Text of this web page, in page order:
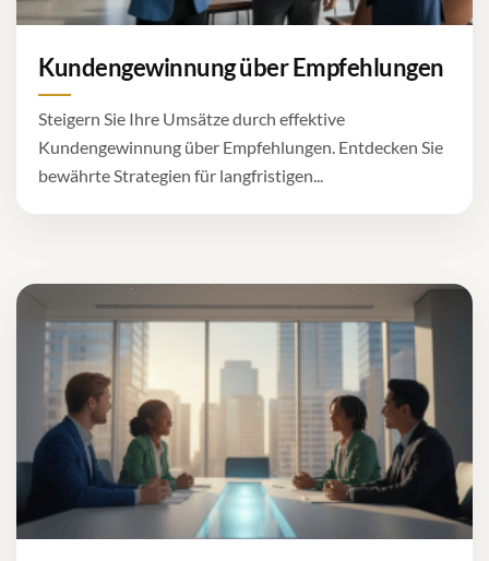
Kundengewinnung über Empfehlungen
Steigern Sie Ihre Umsätze durch effektive
Kundengewinnung über Empfehlungen. Entdecken Sie
bewährte Strategien für langfristigen...